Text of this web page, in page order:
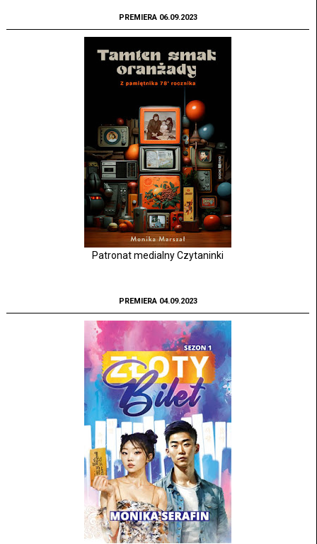
PREMIERA 06.09.2023
Patronat medialny Czytaninki
PREMIERA 04.09.2023